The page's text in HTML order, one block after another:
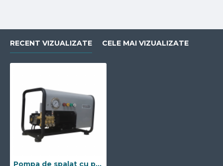
RECENT VIZUALIZATE CELE MAI VIZUALIZATE
Pompa de spalat cu presiune 3kw/220V /15L/min